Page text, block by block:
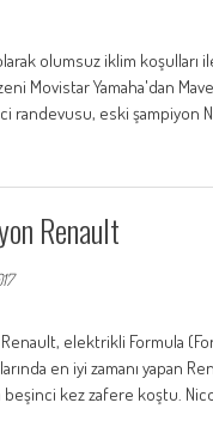
olumsuz iklim koşulları
Movistar Yamaha'dan
randevusu, eski
Renault
elektrikli Formula
en iyi zamanı yapan
beşinci kez zafere koştu.